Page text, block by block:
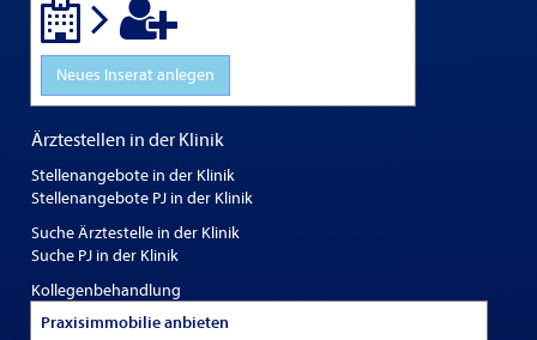
Neues Inserat anlegen
Ärztestellen in der Klinik
Stellenangebote in der Klinik
Stellenangebote PJ in der Klinik
Suche Ärztestelle in der Klinik
Suche PJ in der Klinik
Kollegenbehandlung
Praxisimmobilie anbieten